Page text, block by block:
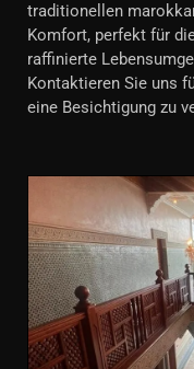
traditionellen
Komfort, perfekt für
raffinierte
Kontaktieren Sie uns
eine Besichtigung zu